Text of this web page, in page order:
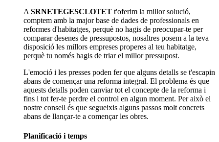
A SRNETEGESCLOTET t'oferim la millor solució,
comptem amb la major base de dades de professionals en
reformes d'habitatges, perquè no hagis de preocupar-te per
comparar desenes de pressupostos, nosaltres posem a la teva
disposició les millors empreses properes al teu habitatge,
perquè tu només hagis de triar el millor pressupost.
L'emoció i les presses poden fer que alguns detalls se t'escapin
abans de començar una reforma integral. El problema és que
aquests detalls poden canviar tot el concepte de la reforma i
fins i tot fer-te perdre el control en algun moment. Per això el
nostre consell és que segueixis alguns passos molt concrets
abans de llançar-te a començar les obres.
Planificació i temps